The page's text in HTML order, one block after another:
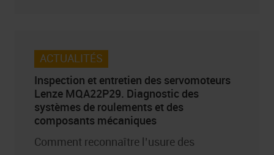
ACTUALITÉS
Inspection et entretien des servomoteurs
Lenze MQA22P29. Diagnostic des
systèmes de roulements et des
composants mécaniques
Comment reconnaître l’usure des